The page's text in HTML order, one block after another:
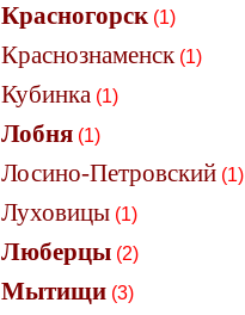
Красногорск(1)
Краснознаменск(1)
Кубинка(1)
Лобня(1)
Лосино-Петровский(1)
Луховицы(1)
Люберцы(2)
Мытищи(3)